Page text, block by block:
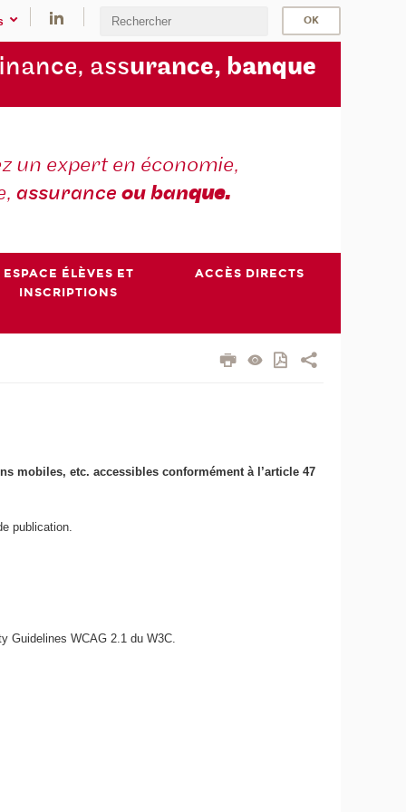
assurance, banque
un expert en économie,
assurance ou banque.
ESPACE ÉLÈVES ET
INSCRIPTIONS
ACCÈS DIRECTS
mobiles, etc. accessibles conformément à l’article 47
publication.
Guidelines WCAG 2.1 du W3C.